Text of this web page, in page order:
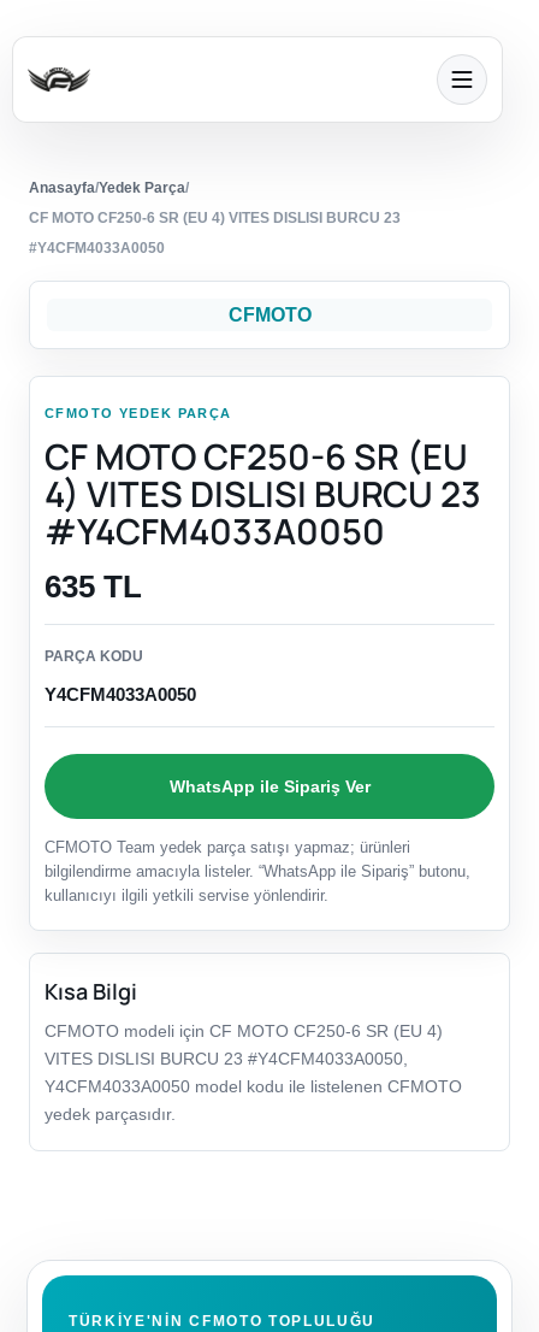
Anasayfa/Yedek Parça/
CF MOTO CF250-6 SR (EU 4) VITES DISLISI BURCU 23
#Y4CFM4033A0050
CFMOTO
CFMOTO YEDEK PARÇA
CF MOTO CF250-6 SR (EU
4) VITES DISLISI BURCU 23
#Y4CFM4033A0050
635 TL
PARÇA KODU
Y4CFM4033A0050
WhatsApp ile Sipariş Ver
CFMOTO Team yedek parça satışı yapmaz; ürünleri
bilgilendirme amacıyla listeler. “WhatsApp ile Sipariş” butonu,
kullanıcıyı ilgili yetkili servise yönlendirir.
Kısa Bilgi
CFMOTO modeli için CF MOTO CF250-6 SR (EU 4)
VITES DISLISI BURCU 23 #Y4CFM4033A0050,
Y4CFM4033A0050 model kodu ile listelenen CFMOTO
yedek parçasıdır.
TÜRKIYE'NIN CFMOTO TOPLULUĞU